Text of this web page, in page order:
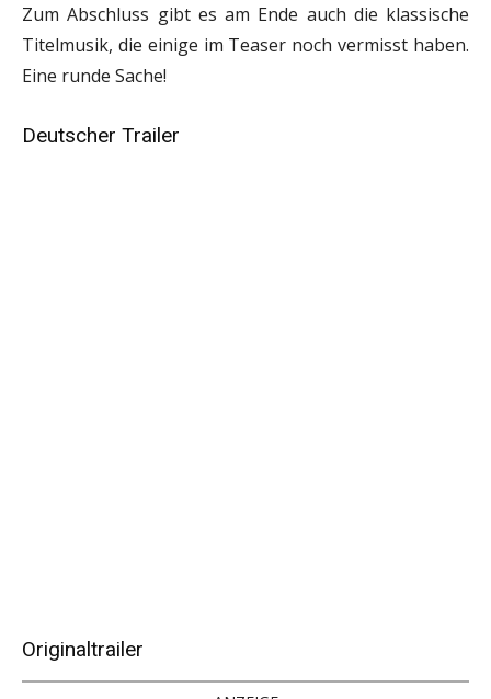
Zum Abschluss gibt es am Ende auch die klassische
Titelmusik, die einige im Teaser noch vermisst haben.
Eine runde Sache!
Deutscher Trailer
Originaltrailer